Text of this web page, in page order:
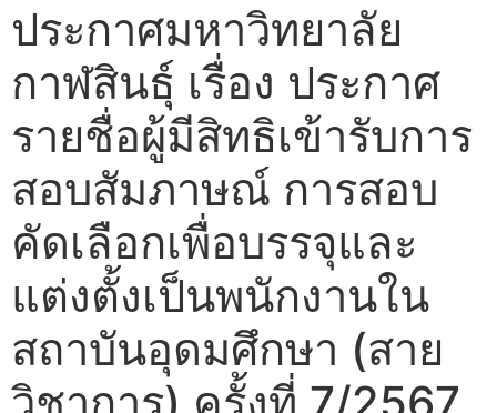
ประกาศมหาวิทยาลัย
กาฬสินธุ์ เรื่อง ประกาศ
รายชื่อผู้มีสิทธิเข้ารับการ
สอบสัมภาษณ์ การสอบ
คัดเลือกเพื่อบรรจุและ
แต่งตั้งเป็นพนักงานใน
สถาบันอุดมศึกษา (สาย